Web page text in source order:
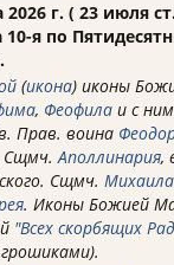
2026 г. ( 23 июля
я по
(икона) иконы
, Феофила и с
Прав. воина
Сщмч.Аполлинария,
Сщмч. Михаила
. Иконы Божией
"Всех скорбящих
грошиками).